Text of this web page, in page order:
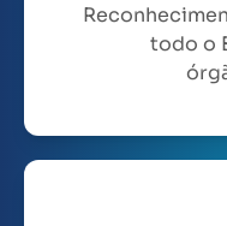
todo o